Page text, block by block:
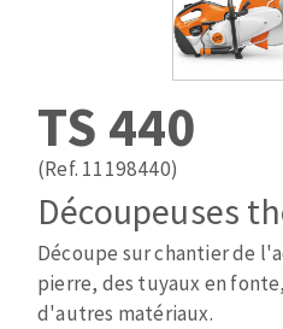
Pose des joints
Nettoyage
Fraises carbure
Fers et plaquettes
Lames de scie à ruban
ABRASIFS
Disques auto-agrippant
Patins
Bandes abrasives
Disques fibre et papier
Feuilles 230 x 280 mm
Cales à poncer et patins
Plateaux supports
DISQUES
Disques abrasifs
TS 440
(Ref. 11198440)
Découpeuses
Découpe sur chantier de
pierre, des tuyaux en
d'autres matériaux.